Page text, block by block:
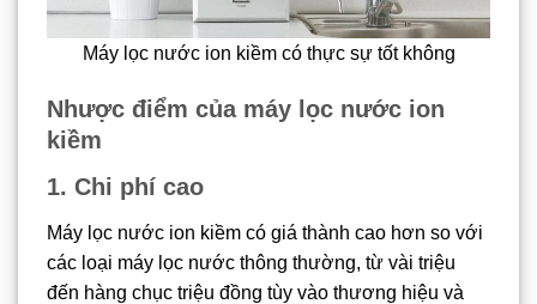
Máy lọc nước ion kiềm có thực sự tốt không
Nhược điểm của máy lọc nước ion
kiềm
1. Chi phí cao
Máy lọc nước ion kiềm có giá thành cao hơn so với
các loại máy lọc nước thông thường, từ vài triệu
đến hàng chục triệu đồng tùy vào thương hiệu và